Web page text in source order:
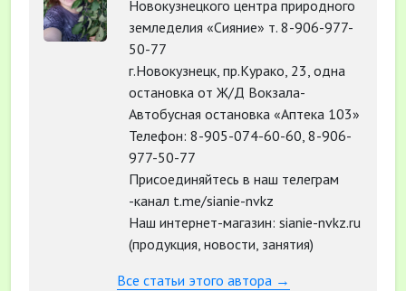
Новокузнецкого центра природного
земледелия «Сияние» т. 8-906-977-
50-77
г.Новокузнецк, пр.Курако, 23, одна
остановка от Ж/Д Вокзала-
Автобусная остановка «Аптека 103»
Телефон: 8-905-074-60-60, 8-906-
977-50-77
Присоединяйтесь в наш телеграм
-канал t.me/sianie-nvkz
Наш интернет-магазин: sianie-nvkz.ru
(продукция, новости, занятия)
Все статьи этого автора →